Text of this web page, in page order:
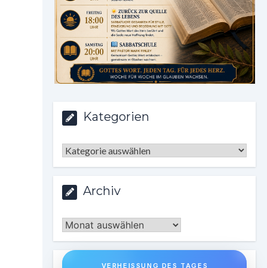
Kategorien
Kategorien
Archiv
Archiv
VERHEISSUNG DES TAGES